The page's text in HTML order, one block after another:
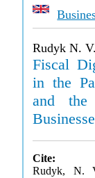
Rudyk N. V.
Fiscal
in the
and the
Cite:
Rudyk, N.